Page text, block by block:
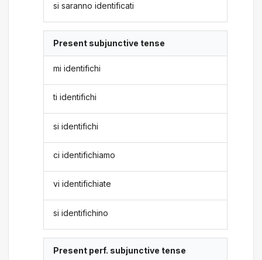
si saranno identificati
Present subjunctive tense
mi identifichi
ti identifichi
si identifichi
ci identifichiamo
vi identifichiate
si identifichino
Present perf. subjunctive tense